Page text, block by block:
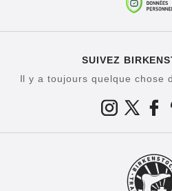
SUIVEZ
Il y a toujours quelque chose